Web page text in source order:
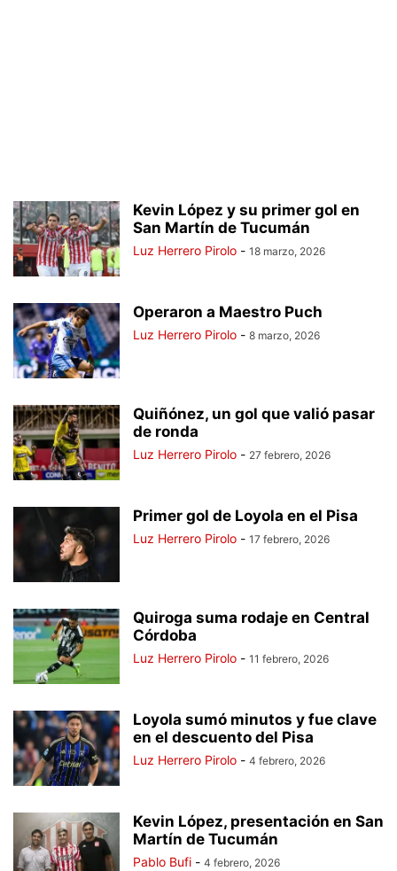
Kevin López y su primer gol en
San Martín de Tucumán
Luz Herrero Pirolo - 18 marzo, 2026
Operaron a Maestro Puch
Luz Herrero Pirolo - 8 marzo, 2026
Quiñónez, un gol que valió pasar
de ronda
Luz Herrero Pirolo - 27 febrero, 2026
Primer gol de Loyola en el Pisa
Luz Herrero Pirolo - 17 febrero, 2026
Quiroga suma rodaje en Central
Córdoba
Luz Herrero Pirolo - 11 febrero, 2026
Loyola sumó minutos y fue clave
en el descuento del Pisa
Luz Herrero Pirolo - 4 febrero, 2026
Kevin López, presentación en San
Martín de Tucumán
Pablo Bufi - 4 febrero, 2026